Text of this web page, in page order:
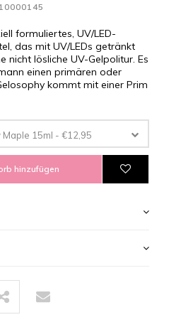
formuliertes, UV/LED-
das mit UV/LEDs getränkt
nicht lösliche UV-Gelpolitur. Es
einen primären oder
kommt mit einer Prim
15ml - €12,95
hinzufügen